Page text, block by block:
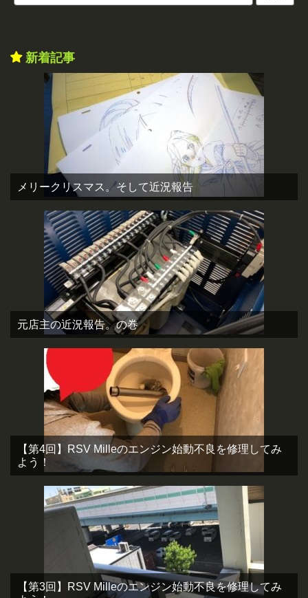
新着記事
メリークリスマス。そして近況報告
元店主の近況報告。の巻
【第4回】RSV Milleのエンジン始動不良を修理してみ
よう！
【第3回】RSV Milleのエンジン始動不良を修理してみ